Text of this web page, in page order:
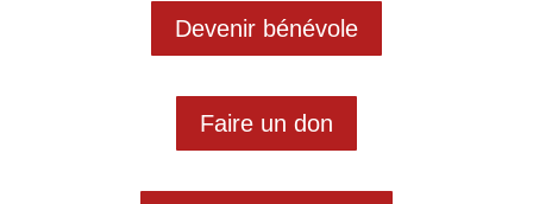
Devenir bénévole
Faire un don